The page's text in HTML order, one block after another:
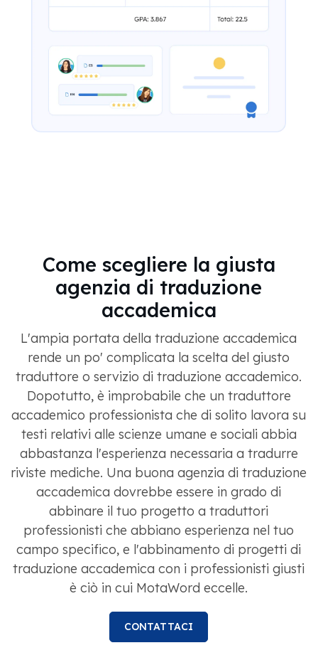
Come scegliere la giusta
agenzia di traduzione
accademica
L'ampia portata della traduzione accademica
rende un po' complicata la scelta del giusto
traduttore o servizio di traduzione accademico.
Dopotutto, è improbabile che un traduttore
accademico professionista che di solito lavora su
testi relativi alle scienze umane e sociali abbia
abbastanza l'esperienza necessaria a tradurre
riviste mediche. Una buona agenzia di traduzione
accademica dovrebbe essere in grado di
abbinare il tuo progetto a traduttori
professionisti che abbiano esperienza nel tuo
campo specifico, e l'abbinamento di progetti di
traduzione accademica con i professionisti giusti
è ciò in cui MotaWord eccelle.
CONTATTACI